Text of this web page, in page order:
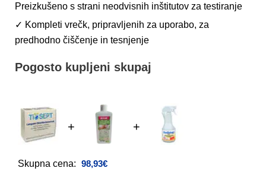
Preizkušeno s strani neodvisnih inštitutov za testiranje
✓ Kompleti vrečk, pripravljenih za uporabo, za
predhodno čiščenje in tesnjenje
Pogosto kupljeni skupaj
+ +
Skupna cena: 98,93€